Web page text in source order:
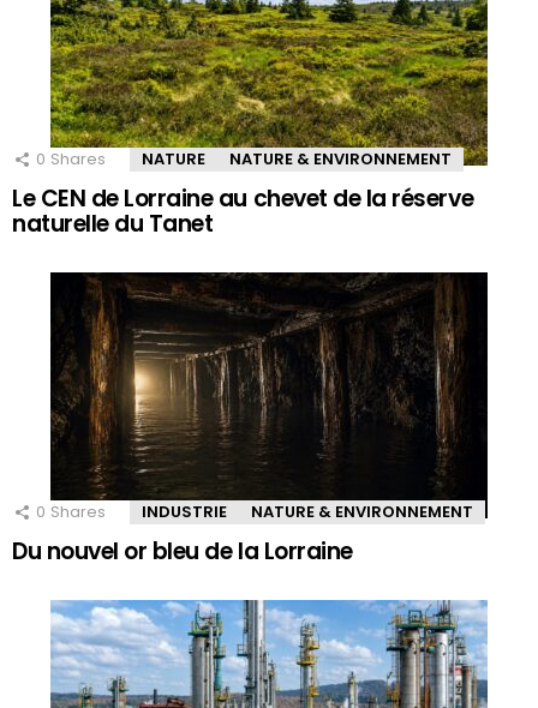
0 Shares NATURE NATURE & ENVIRONNEMENT
Le CEN de Lorraine au chevet de la réserve
naturelle du Tanet
0 Shares INDUSTRIE NATURE & ENVIRONNEMENT
Du nouvel or bleu de la Lorraine